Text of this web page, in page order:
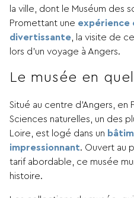
la ville, dont le Muséum des
Promettant une expérience
divertissante , la visite de
lors d’un voyage à Angers.
Le musée en
Situé au centre d’Angers, en
Sciences naturelles, un des
Loire, est logé dans un
impressionnant. Ouvert au
tarif abordable, ce musée
histoire.